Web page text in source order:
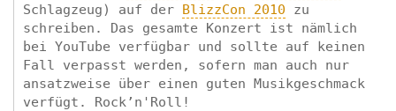
Schlagzeug) auf der BlizzCon 2010 zu
schreiben. Das gesamte Konzert ist nämlich
bei YouTube verfügbar und sollte auf keinen
Fall verpasst werden, sofern man auch nur
ansatzweise über einen guten Musikgeschmack
verfügt. Rock’n'Roll!